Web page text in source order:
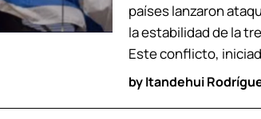
byItandehui
países lanzaron
la estabilidad de la
Este conflicto,